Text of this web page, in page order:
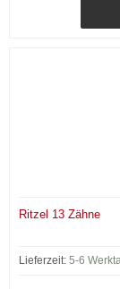
Ritzel 13 Zähne
Lieferzeit: 5-6